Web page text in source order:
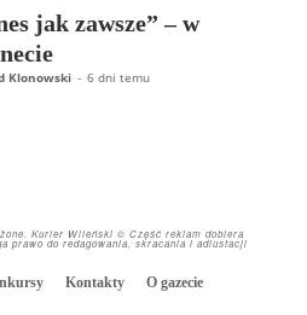
jak zawsze” – w
Klonowski - 6 dni temu
Kurier Wileński © Część reklam dobiera
prawo do redagowania, skracania i adiustacji
Kontakty O gazecie